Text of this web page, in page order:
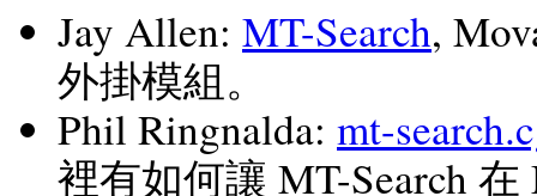
Jay Allen: MT-Search,
外掛模組。
Phil Ringnalda: mt-
裡有如何讓 MT-Search 在